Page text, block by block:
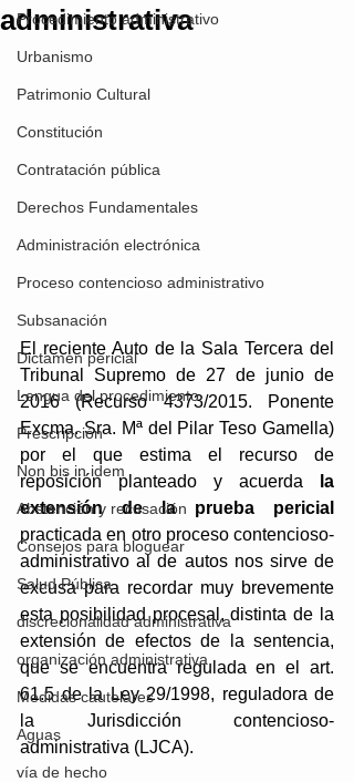
Procedimiento administrativo
Urbanismo
Patrimonio Cultural
Constitución
Contratación pública
Derechos Fundamentales
Administración electrónica
Proceso contencioso administrativo
Subsanación
Dictamen pericial
Lengua del procedimiento
Prescripción
Non bis in idem
Abstención y recusación
Consejos para bloguear
Salud Pública
discrecionalidad administrativa
organización administrativa
Medidas cautelares
Aguas
vía de hecho
administrativa
El reciente Auto de la Sala Tercera del
Tribunal Supremo de 27 de junio de
2016 (Recurso 4373/2015. Ponente
Excma. Sra. Mª del Pilar Teso Gamella)
por el que estima el recurso de
reposición planteado y acuerda
la
extensión de la prueba pericial
practicada en otro proceso contencioso-
administrativo al de autos nos sirve de
excusa para recordar muy brevemente
esta posibilidad procesal, distinta de la
extensión de efectos de la sentencia,
que se encuentra regulada en el art.
61.5 de la Ley 29/1998, reguladora de
la Jurisdicción contencioso-
administrativa (LJCA).